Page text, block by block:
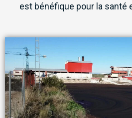
est bénéfique pour la santé